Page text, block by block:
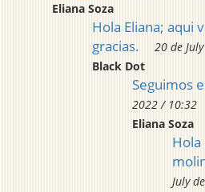
Eliana Soza
Hola Eliana; aqui
gracias.
20 de
Black Dot
Seguimos
2022 / 10:32
Eliana Soza
Hola
July